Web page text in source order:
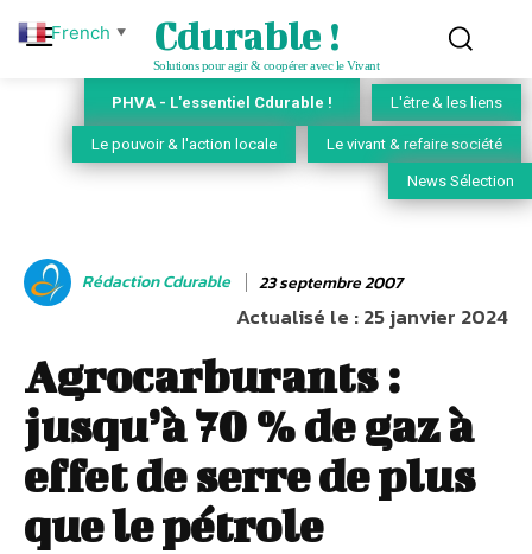
Cdurable !
Solutions pour agir & coopérer avec le Vivant
PHVA - L'essentiel Cdurable ! L'être & les liens
Le pouvoir & l'action locale Le vivant & refaire société
News Sélection
Rédaction Cdurable 23 septembre 2007
Actualisé le :25 janvier 2024
Agrocarburants :
jusqu’à 70 % de gaz à
effet de serre de plus
que le pétrole
French ▼